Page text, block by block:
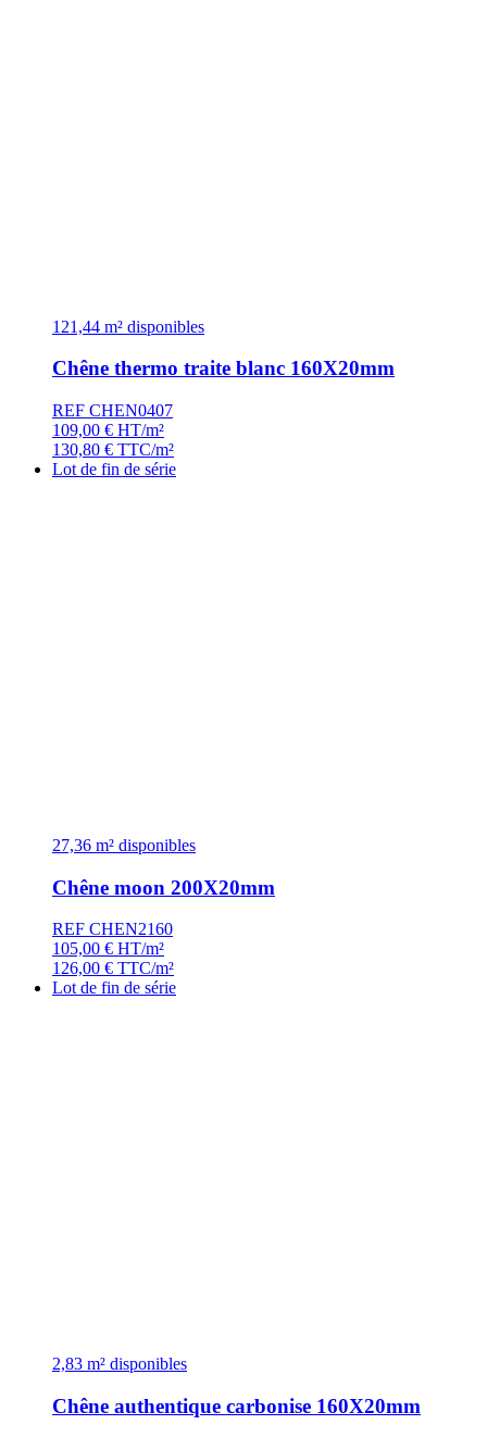
121,44 m² disponibles
Chêne thermo traite blanc 160X20mm
REF CHEN0407
109,00 € HT/m²
130,80 € TTC/m²
Lot de fin de série
27,36 m² disponibles
Chêne moon 200X20mm
REF CHEN2160
105,00 € HT/m²
126,00 € TTC/m²
Lot de fin de série
2,83 m² disponibles
Chêne authentique carbonise 160X20mm